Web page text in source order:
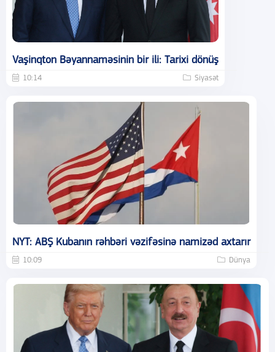
Vaşinqton Bəyannaməsinin bir ili: Tarixi dönüş
10:14 Siyasət
NYT: ABŞ Kubanın rəhbəri vəzifəsinə namizəd axtarır
10:09 Dünya